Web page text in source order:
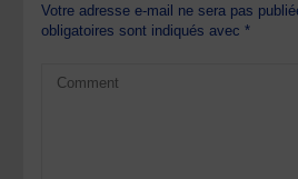
Votre adresse e-mail ne sera pas
obligatoires sont indiqués avec*